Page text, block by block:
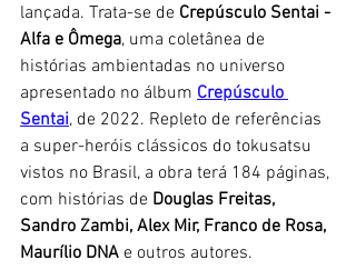
lançada. Trata-se de Crepúsculo Sentai -
Alfa e Ômega, uma coletânea de
histórias ambientadas no universo
apresentado no álbum Crepúsculo
Sentai, de 2022. Repleto de referências
a super-heróis clássicos do tokusatsu
vistos no Brasil, a obra terá 184 páginas,
com histórias de Douglas Freitas,
Sandro Zambi, Alex Mir, Franco de Rosa,
Maurílio DNA e outros autores.